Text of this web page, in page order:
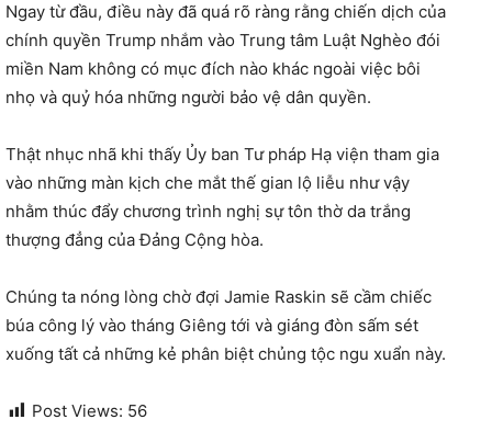
Ngay từ đầu, điều này đã quá rõ ràng rằng chiến dịch của
chính quyền Trump nhắm vào Trung tâm Luật Nghèo đói
miền Nam không có mục đích nào khác ngoài việc bôi
nhọ và quỷ hóa những người bảo vệ dân quyền.
Thật nhục nhã khi thấy Ủy ban Tư pháp Hạ viện tham gia
vào những màn kịch che mắt thế gian lộ liễu như vậy
nhằm thúc đẩy chương trình nghị sự tôn thờ da trắng
thượng đẳng của Đảng Cộng hòa.
Chúng ta nóng lòng chờ đợi Jamie Raskin sẽ cầm chiếc
búa công lý vào tháng Giêng tới và giáng đòn sấm sét
xuống tất cả những kẻ phân biệt chủng tộc ngu xuẩn này.
Post Views: 56